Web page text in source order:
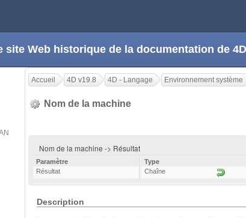
site Web historique de la documentation de
Accueil 4D v19.8 4D - Langage Environnement système
Nom de la machine
Nom de la machine -> Résultat
Paramètre Type
Résultat
Chaîne
Description